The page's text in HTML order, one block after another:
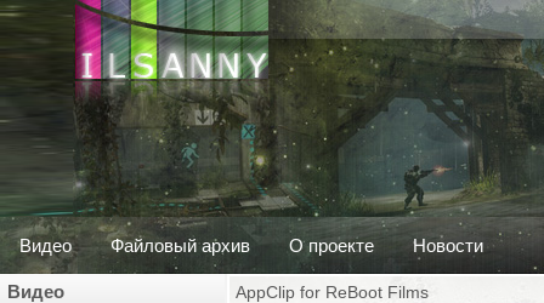
Видео Файловый архив О проекте Новости
Видео AppClip for ReBoot Films